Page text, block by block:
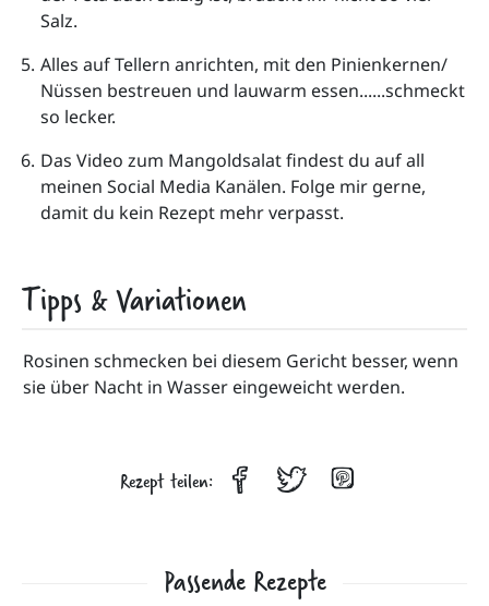
Salz.
Alles auf Tellern anrichten, mit den Pinienkernen/
Nüssen bestreuen und lauwarm essen......schmeckt
so lecker.
Das Video zum Mangoldsalat findest du auf all
meinen Social Media Kanälen. Folge mir gerne,
damit du kein Rezept mehr verpasst.
Tipps & Variationen
Rosinen schmecken bei diesem Gericht besser, wenn
sie über Nacht in Wasser eingeweicht werden.
Rezept teilen:
Passende Rezepte